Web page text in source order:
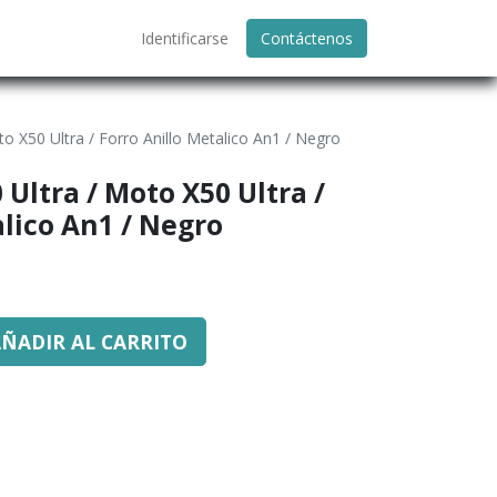
Identificarse Contáctenos
X50 Ultra / Forro Anillo Metalico An1 / Negro
Ultra / Moto X50 Ultra /
An1 / Negro
AL CARRITO